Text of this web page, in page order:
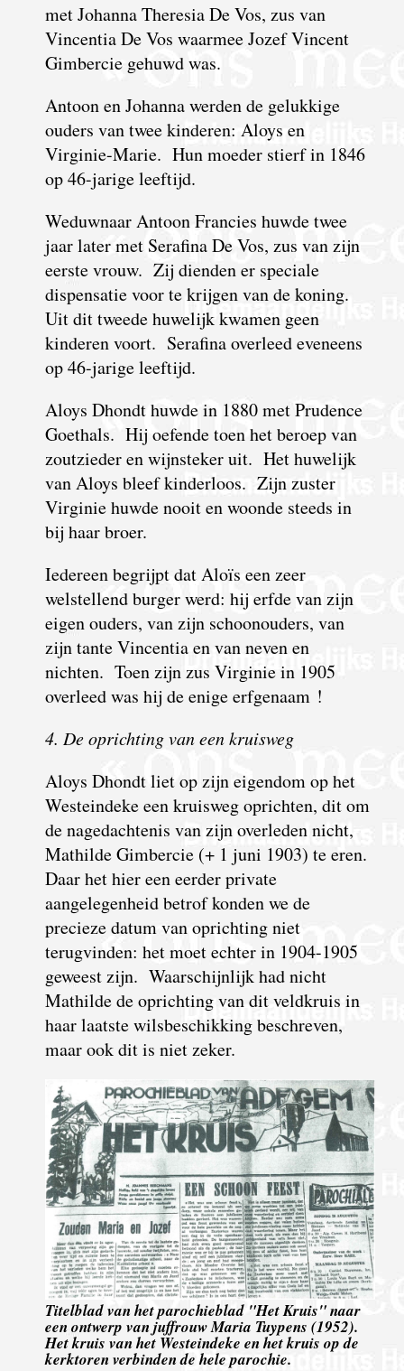
met Johanna Theresia De Vos, zus van
Vincentia De Vos waarmee Jozef Vincent
Gimbercie gehuwd was.
Antoon en Johanna werden de gelukkige
ouders van twee kinderen: Aloys en
Virginie-Marie. Hun moeder stierf in 1846
op 46-jarige leeftijd.
Weduwnaar Antoon Francies huwde twee
jaar later met Serafina De Vos, zus van zijn
eerste vrouw. Zij dienden er speciale
dispensatie voor te krijgen van de koning.
Uit dit tweede huwelijk kwamen geen
kinderen voort. Serafina overleed eveneens
op 46-jarige leeftijd.
Aloys Dhondt huwde in 1880 met Prudence
Goethals. Hij oefende toen het beroep van
zoutzieder en wijnsteker uit. Het huwelijk
van Aloys bleef kinderloos. Zijn zuster
Virginie huwde nooit en woonde steeds in
bij haar broer.
Iedereen begrijpt dat Aloïs een zeer
welstellend burger werd: hij erfde van zijn
eigen ouders, van zijn schoonouders, van
zijn tante Vincentia en van neven en
nichten. Toen zijn zus Virginie in 1905
overleed was hij de enige erfgenaam !
4. De oprichting van een kruisweg
Aloys Dhondt liet op zijn eigendom op het
Westeindeke een kruisweg oprichten, dit om
de nagedachtenis van zijn overleden nicht,
Mathilde Gimbercie (+ 1 juni 1903) te eren.
Daar het hier een eerder private
aangelegenheid betrof konden we de
precieze datum van oprichting niet
terugvinden: het moet echter in 1904-1905
geweest zijn. Waarschijnlijk had nicht
Mathilde de oprichting van dit veldkruis in
haar laatste wilsbeschikking beschreven,
maar ook dit is niet zeker.
Titelblad van het parochieblad "Het Kruis" naar
een ontwerp van juffrouw Maria Tuypens (1952).
Het kruis van het Westeindeke en het kruis op de
kerktoren verbinden de hele parochie.